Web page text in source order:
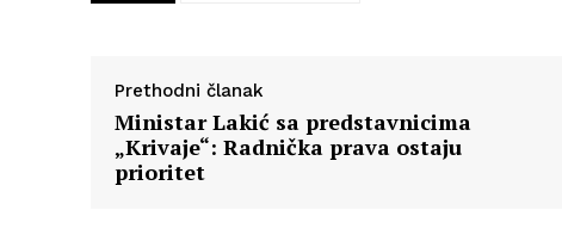
Prethodni članak
Ministar Lakić sa predstavnicima
„Krivaje“: Radnička prava ostaju
prioritet